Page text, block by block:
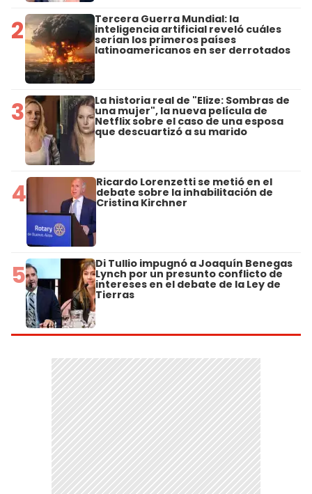
2 Tercera Guerra Mundial: la
inteligencia artificial reveló cuáles
serían los primeros países
latinoamericanos en ser derrotados
3 La historia real de "Elize: Sombras de
una mujer", la nueva película de
Netflix sobre el caso de una esposa
que descuartizó a su marido
4 Ricardo Lorenzetti se metió en el
debate sobre la inhabilitación de
Cristina Kirchner
5 Di Tullio impugnó a Joaquín Benegas
Lynch por un presunto conflicto de
intereses en el debate de la Ley de
Tierras